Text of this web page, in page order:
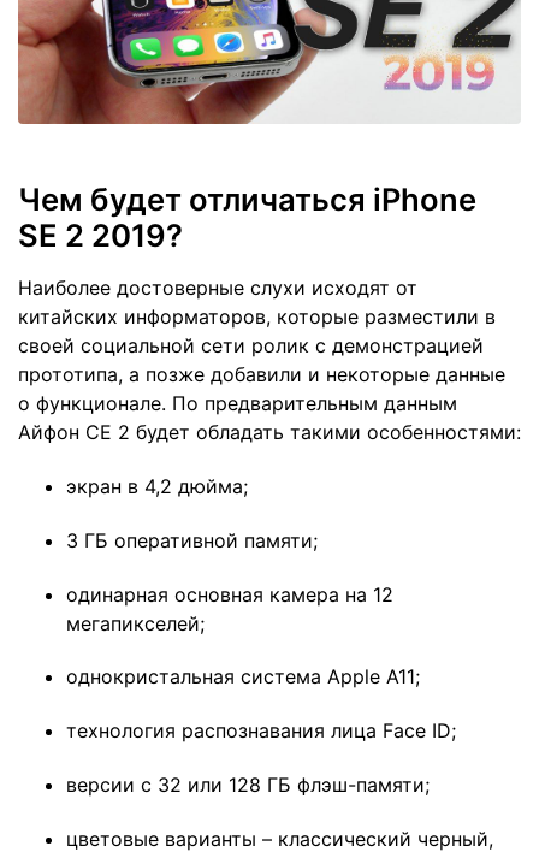
Чем будет отличаться iPhone
SE 2 2019?
Наиболее достоверные слухи исходят от
китайских информаторов, которые разместили в
своей социальной сети ролик с демонстрацией
прототипа, а позже добавили и некоторые данные
о функционале. По предварительным данным
Айфон СЕ 2 будет обладать такими особенностями:
экран в 4,2 дюйма;
3 ГБ оперативной памяти;
одинарная основная камера на 12
мегапикселей;
однокристальная система Apple A11;
технология распознавания лица Face ID;
версии с 32 или 128 ГБ флэш-памяти;
цветовые варианты – классический черный,